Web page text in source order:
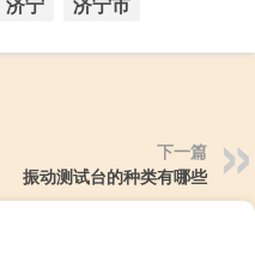
下一篇
振动测试台的种类有哪些